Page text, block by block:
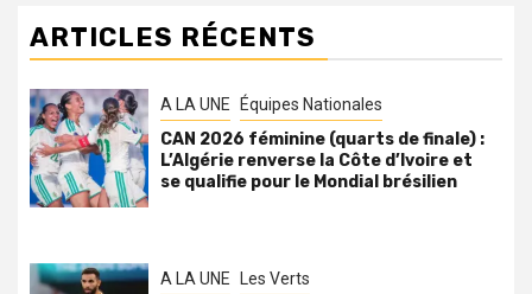
ARTICLES RÉCENTS
A LA UNE Équipes Nationales
CAN 2026 féminine (quarts de finale) :
L’Algérie renverse la Côte d’Ivoire et
se qualifie pour le Mondial brésilien
A LA UNE Les Verts